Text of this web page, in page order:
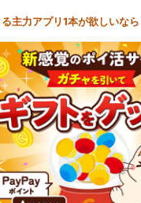
主力アプリ1本が欲しいなら